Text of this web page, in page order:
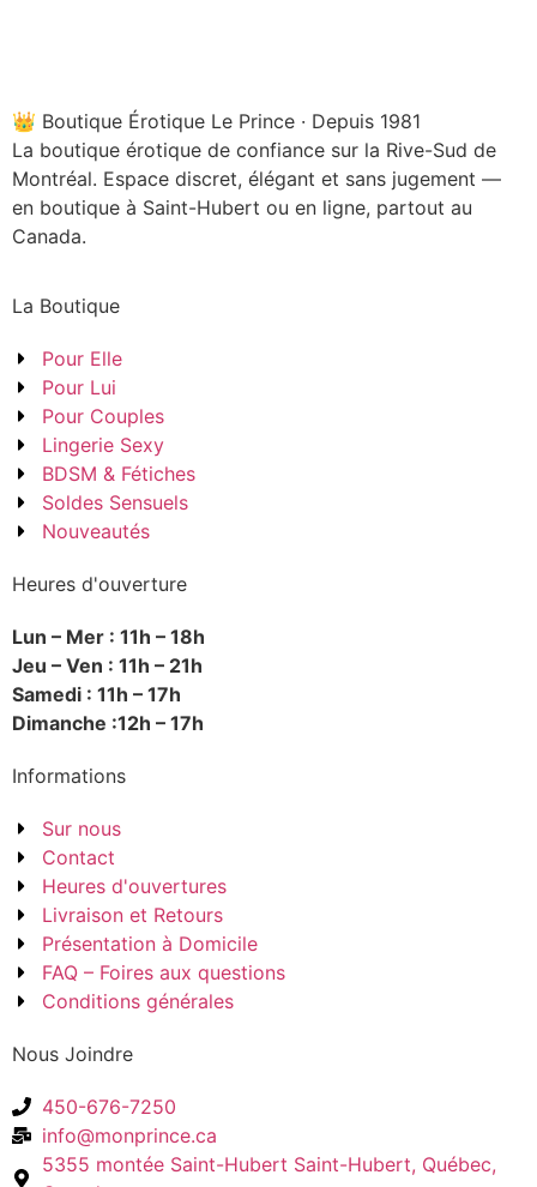
👑 Boutique Érotique Le Prince · Depuis 1981
La boutique érotique de confiance sur la Rive-Sud de
Montréal. Espace discret, élégant et sans jugement —
en boutique à Saint-Hubert ou en ligne, partout au
Canada.
La Boutique
Pour Elle
Pour Lui
Pour Couples
Lingerie Sexy
BDSM & Fétiches
Soldes Sensuels
Nouveautés
Heures d'ouverture
Lun – Mer : 11h – 18h
Jeu – Ven : 11h – 21h
Samedi : 11h – 17h
Dimanche :12h – 17h
Informations
Sur nous
Contact
Heures d'ouvertures
Livraison et Retours
Présentation à Domicile
FAQ – Foires aux questions
Conditions générales
Nous Joindre
450-676-7250
info@monprince.ca
5355 montée Saint-Hubert Saint-Hubert, Québec,